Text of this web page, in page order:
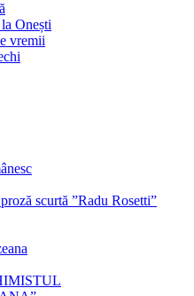
Onești
vremii
scurtă ”Radu Rosetti”